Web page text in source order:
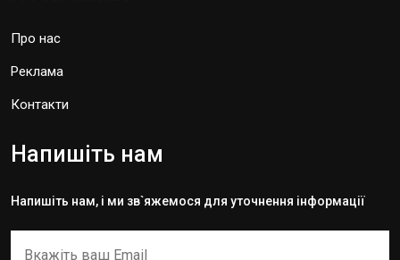
Про нас
Реклама
Контакти
Напишіть нам
Напишіть нам, і ми зв`яжемося для уточнення інформації